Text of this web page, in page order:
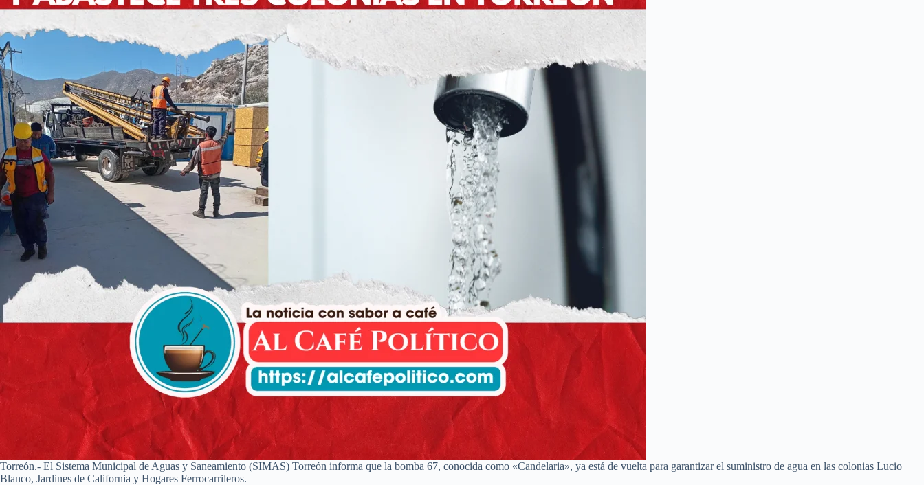
Torreón.- El Sistema Municipal de Aguas y Saneamiento (SIMAS) Torreón informa que la bomba 67, conocida como «Candelaria», ya está de vuelta para garantizar el suministro de agua en las colonias Lucio
Blanco, Jardines de California y Hogares Ferrocarrileros.